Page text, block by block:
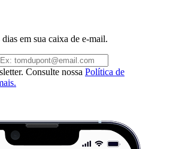
em sua caixa de e-mail.
Consulte nossa Política de